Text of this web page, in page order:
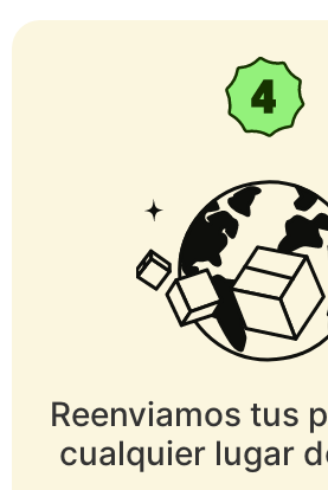
Reenviamos tus
cualquier lugar